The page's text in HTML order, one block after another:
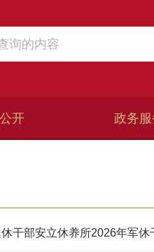
开 政务服